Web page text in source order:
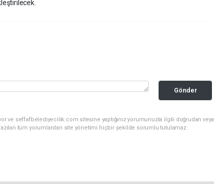
Gönder
ve seffafbelediyecilik.com sitesine yaptığınız yorumunuzla ilgili doğrudan veya
tüm yorumlardan site yönetimi hiçbir şekilde sorumlu tutulamaz.